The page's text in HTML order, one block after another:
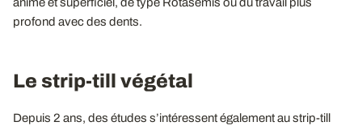
profond avec des dents.
Le strip-till végétal
Depuis 2 ans, des études s’intéressent également au strip-till